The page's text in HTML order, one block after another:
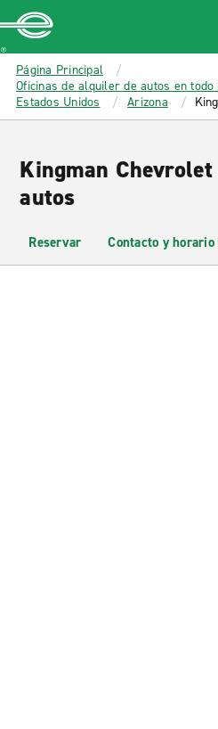
MAIN
CONTENT
Enterprise
Página Principal
Oficinas de alquiler de autos en todo
Estados Unidos
Arizona
Kingman
autos
Reservar Contacto y